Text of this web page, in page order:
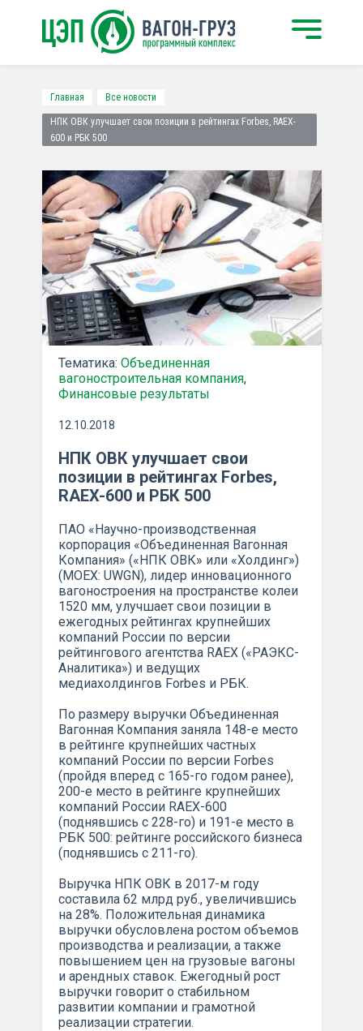
Главная Все новости
НПК ОВК улучшает свои позиции в рейтингах Forbes, RAEX-
600 и РБК 500
Тематика: Объединенная
вагоностроительная компания,
Финансовые результаты
12.10.2018
НПК ОВК улучшает свои
позиции в рейтингах Forbes,
RAEX-600 и РБК 500
ПАО «Научно-производственная
корпорация «Объединенная Вагонная
Компания» («НПК ОВК» или «Холдинг»)
(MOEX: UWGN), лидер инновационного
вагоностроения на пространстве колеи
1520 мм, улучшает свои позиции в
ежегодных рейтингах крупнейших
компаний России по версии
рейтингового агентства RAEX («РАЭКС-
Аналитика») и ведущих
медиахолдингов Forbes и РБК.
По размеру выручки Объединенная
Вагонная Компания заняла 148-е место
в рейтинге крупнейших частных
компаний России по версии Forbes
(пройдя вперед с 165-го годом ранее),
200-е место в рейтинге крупнейших
компаний России RAEX-600
(поднявшись с 228-го) и 191-е место в
РБК 500: рейтинге российского бизнеса
(поднявшись с 211-го).
Выручка НПК ОВК в 2017-м году
составила 62 млрд руб., увеличившись
на 28%. Положительная динамика
выручки обусловлена ростом объемов
производства и реализации, а также
повышением цен на грузовые вагоны
и арендных ставок. Ежегодный рост
выручки говорит о стабильном
развитии компании и грамотной
реализации стратегии.